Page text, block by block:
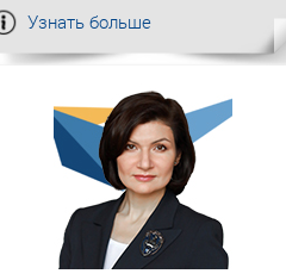
Узнать больше